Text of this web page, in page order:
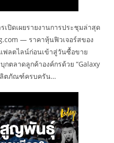
ปิดเผยรายงานการประชุมล่าสุด
— ราคาหุ้นฟิวเจอร์สของ
ฟลตไลน์ก่อนเข้าสู่วันซื้อขาย
ตลาดลูกค้าองค์กรด้วย “Galaxy
ลิตภัณฑ์ครบครัน…